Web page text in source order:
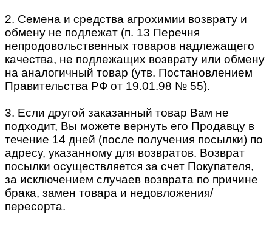
2. Семена и средства агрохимии возврату и
обмену не подлежат (п. 13 Перечня
непродовольственных товаров надлежащего
качества, не подлежащих возврату или обмену
на аналогичный товар (утв. Постановлением
Правительства РФ от 19.01.98 № 55).
3. Если другой заказанный товар Вам не
подходит, Вы можете вернуть его Продавцу в
течение 14 дней (после получения посылки) по
адресу, указанному для возвратов. Возврат
посылки осуществляется за счет Покупателя,
за исключением случаев возврата по причине
брака, замен товара и недовложения/
пересорта.